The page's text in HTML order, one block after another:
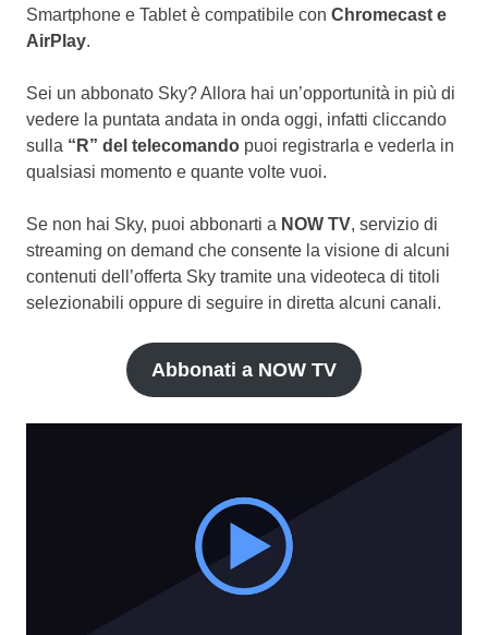
Smartphone e Tablet è compatibile con Chromecast e
AirPlay.
Sei un abbonato Sky? Allora hai un’opportunità in più di
vedere la puntata andata in onda oggi, infatti cliccando
sulla “R” del telecomando puoi registrarla e vederla in
qualsiasi momento e quante volte vuoi.
Se non hai Sky, puoi abbonarti a NOW TV, servizio di
streaming on demand che consente la visione di alcuni
contenuti dell’offerta Sky tramite una videoteca di titoli
selezionabili oppure di seguire in diretta alcuni canali.
Abbonati a NOW TV